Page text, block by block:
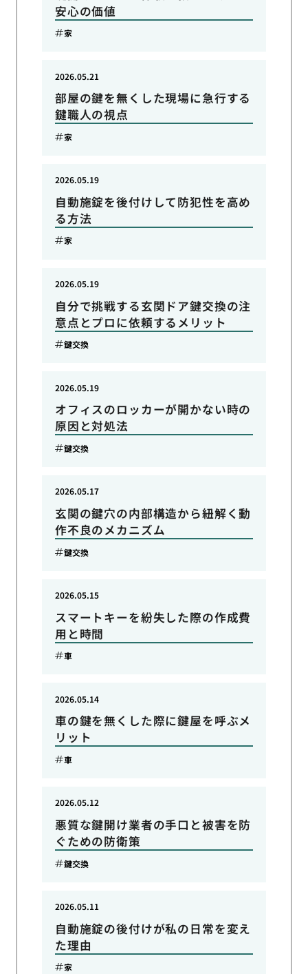
安心の価値
家
部屋の鍵を無くした現場に急行する
鍵職人の視点
2026.05.21
家
自動施錠を後付けして防犯性を高め
る方法
2026.05.19
家
自分で挑戦する玄関ドア鍵交換の注
意点とプロに依頼するメリット
2026.05.19
鍵交換
オフィスのロッカーが開かない時の
原因と対処法
2026.05.19
鍵交換
玄関の鍵穴の内部構造から紐解く動
作不良のメカニズム
2026.05.17
鍵交換
スマートキーを紛失した際の作成費
用と時間
2026.05.15
車
車の鍵を無くした際に鍵屋を呼ぶメ
リット
2026.05.14
車
悪質な鍵開け業者の手口と被害を防
ぐための防衛策
2026.05.12
鍵交換
自動施錠の後付けが私の日常を変え
た理由
2026.05.11
家